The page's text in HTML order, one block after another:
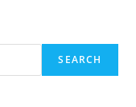
SEARCH